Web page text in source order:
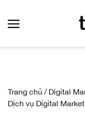
Trang chủ / Digital
Dịch vụ Digital